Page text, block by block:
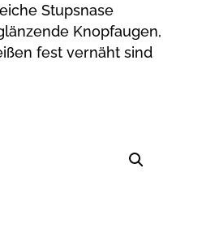
Stupsnase
Knopfaugen,
fest vernäht sind